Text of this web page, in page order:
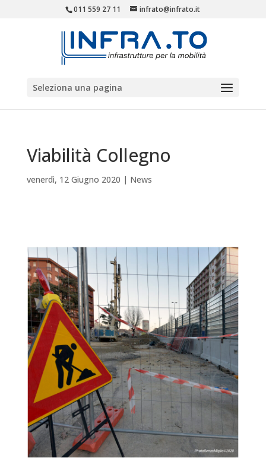
011 559 27 11 infrato@infrato.it
Seleziona una pagina
Viabilità Collegno
venerdì, 12 Giugno 2020 | News